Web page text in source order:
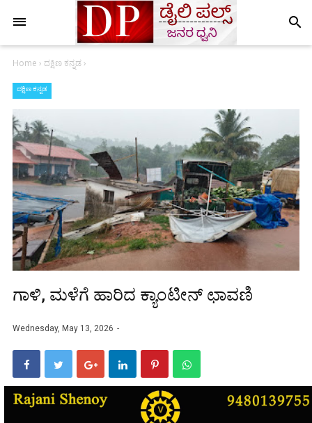
search
Home › ದಕ್ಷಿಣ ಕನ್ನಡ›
ದಕ್ಷಿಣ ಕನ್ನಡ
ಗಾಳಿ, ಮಳೆಗೆ ಹಾರಿದ ಕ್ಯಾಂಟೀನ್ ಛಾವಣಿ
Wednesday, May 13, 2026